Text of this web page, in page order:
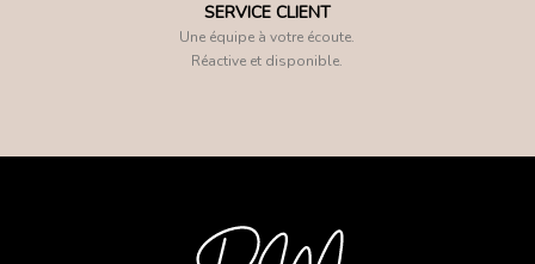
SERVICE CLIENT
Une équipe à votre écoute.
Réactive et disponible.